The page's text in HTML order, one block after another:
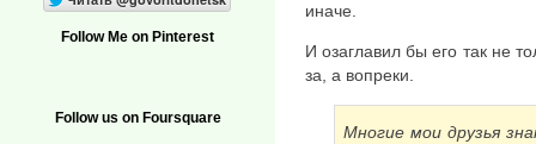
иначе.
И озаглавил бы его так не
за, а вопреки.
Многие мои друзья
Follow Me on Pinterest
Follow us on Foursquare